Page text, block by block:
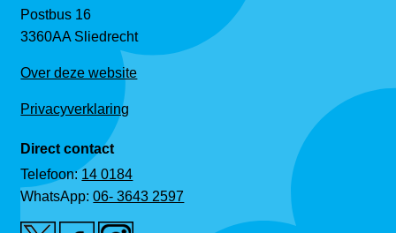
Postbus 16
3360AA Sliedrecht
Over deze website
Privacyverklaring
Direct contact
Telefoon:14 0184
WhatsApp:06- 3643 2597